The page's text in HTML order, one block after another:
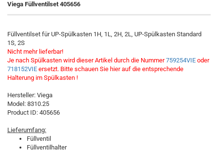
Viega Füllventilset 405656
Füllventilset für UP-Spülkasten 1H, 1L, 2H, 2L, UP-Spülkasten Standard
1S, 2S
Nicht mehr lieferbar!
Je nach Spülkasten wird dieser Artikel durch die Nummer759254VIE oder
718152VIE ersetzt. Bitte schauen Sie hier auf die entsprechende
Halterung im Spülkasten !
Hersteller: Viega
Model: 8310.25
Product ID: 405656
Lieferumfang:
Füllventil
Füllventilhalter